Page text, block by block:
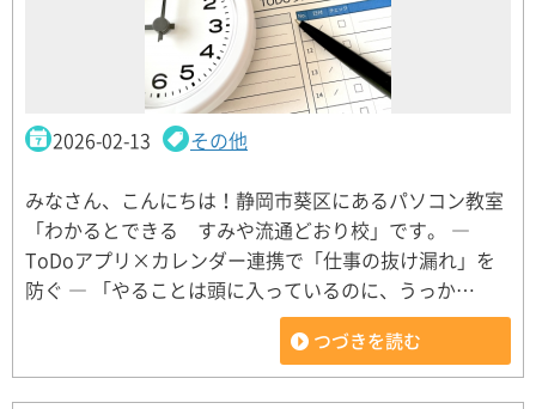
2026-02-13 その他
みなさん、こんにちは！静岡市葵区にあるパソコン教室
「わかるとできる すみや流通どおり校」です。 ―
ToDoアプリ×カレンダー連携で「仕事の抜け漏れ」を
防ぐ ― 「やることは頭に入っているのに、うっか…
つづきを読む